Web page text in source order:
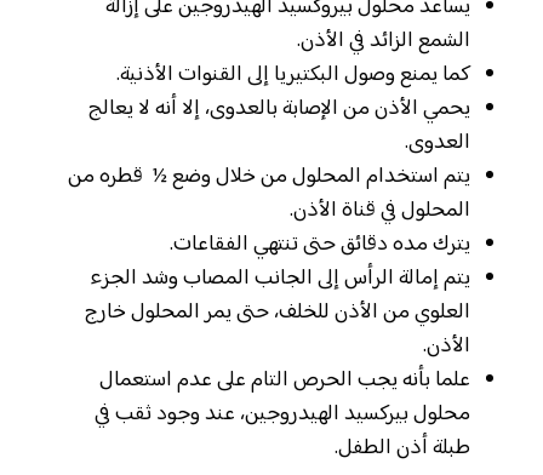
يساعد محلول بيروكسيد الهيدروجين على إزالة
الشمع الزائد في الأذن.
كما يمنع وصول البكتيريا إلى القنوات الأذنية.
يحمي الأذن من الإصابة بالعدوى، إلا أنه لا يعالج
العدوى.
يتم استخدام المحلول من خلال وضع ½ قطره من
المحلول في قناة الأذن.
يترك مده دقائق حتى تنتهي الفقاعات.
يتم إمالة الرأس إلى الجانب المصاب وشد الجزء
العلوي من الأذن للخلف، حتى يمر المحلول خارج
الأذن.
علما بأنه يجب الحرص التام على عدم استعمال
محلول بيركسيد الهيدروجين، عند وجود ثقب في
طبلة أذن الطفل.